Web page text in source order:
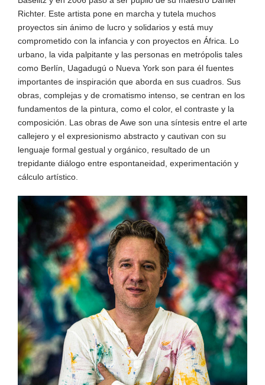
Richter. Este artista pone en marcha y tutela muchos
proyectos sin ánimo de lucro y solidarios y está muy
comprometido con la infancia y con proyectos en África. Lo
urbano, la vida palpitante y las personas en metrópolis tales
como Berlín, Uagadugú o Nueva York son para él fuentes
importantes de inspiración que aborda en sus cuadros. Sus
obras, complejas y de cromatismo intenso, se centran en los
fundamentos de la pintura, como el color, el contraste y la
composición. Las obras de Awe son una síntesis entre el arte
callejero y el expresionismo abstracto y cautivan con su
lenguaje formal gestual y orgánico, resultado de un
trepidante diálogo entre espontaneidad, experimentación y
cálculo artístico.